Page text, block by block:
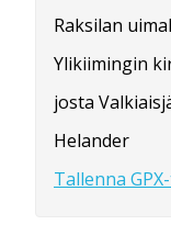
Raksilan
Ylikiimingin
josta
Helander
Tallenna